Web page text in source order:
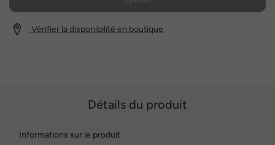
Vérifier la disponibilité en boutique
Détails du produit
Informations sur le produit